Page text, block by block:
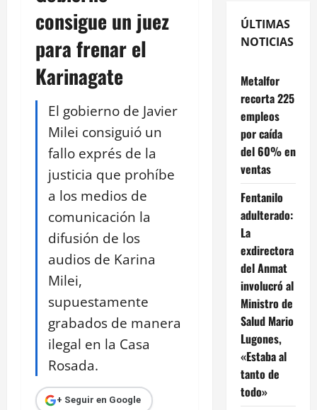
consigue un juez
para frenar el
Karinagate
El gobierno de Javier
Milei consiguió un
fallo exprés de la
justicia que prohíbe
a los medios de
comunicación la
difusión de los
audios de Karina
Milei,
supuestamente
grabados de manera
ilegal en la Casa
Rosada.
+ Seguir en Google
ÚLTIMAS
NOTICIAS
Metalfor
recorta 225
empleos
por caída
del 60% en
ventas
Fentanilo
adulterado:
La
exdirectora
del Anmat
involucró al
Ministro de
Salud Mario
Lugones,
«Estaba al
tanto de
todo»